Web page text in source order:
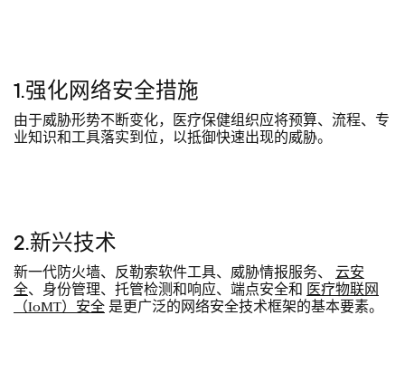
1.强化网络安全措施
由于威胁形势不断变化，医疗保健组织应将预算、流程、专
业知识和工具落实到位，以抵御快速出现的威胁。
2.新兴技术
新一代防火墙、反勒索软件工具、威胁情报服务、 云安
全、身份管理、托管检测和响应、端点安全和 医疗物联网
（IoMT）安全 是更广泛的网络安全技术框架的基本要素。